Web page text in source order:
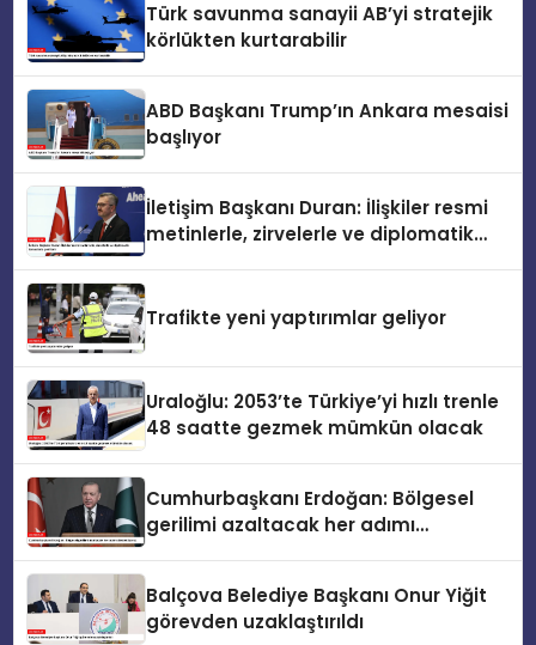
Türk savunma sanayii AB’yi stratejik
körlükten kurtarabilir
ABD Başkanı Trump’ın Ankara mesaisi
başlıyor
İletişim Başkanı Duran: İlişkiler resmi
metinlerle, zirvelerle ve diplomatik
Trafikte yeni yaptırımlar geliyor
Uraloğlu: 2053’te Türkiye’yi hızlı trenle
48 saatte gezmek mümkün olacak
Cumhurbaşkanı Erdoğan: Bölgesel
gerilimi azaltacak her adımı
Balçova Belediye Başkanı Onur Yiğit
görevden uzaklaştırıldı